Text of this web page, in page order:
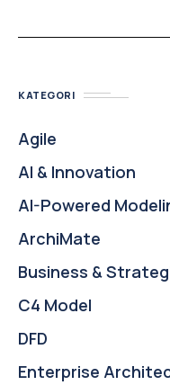
KATEGORI
Agile
AI & Innovation
AI-Powered
ArchiMate
Business &
C4 Model
DFD
Enterprise